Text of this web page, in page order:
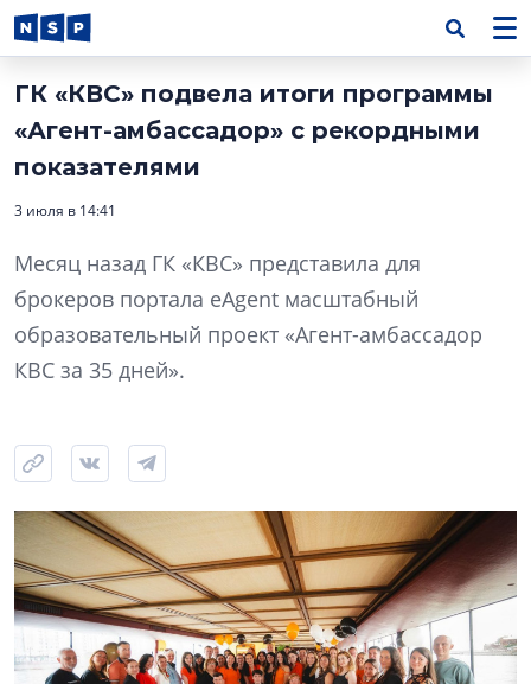
ГК «КВС» подвела итоги программы
«Агент-амбассадор» с рекордными
показателями
3 июля в 14:41
Месяц назад ГК «КВС» представила для
брокеров портала eAgent масштабный
образовательный проект «Агент-амбассадор
КВС за 35 дней».